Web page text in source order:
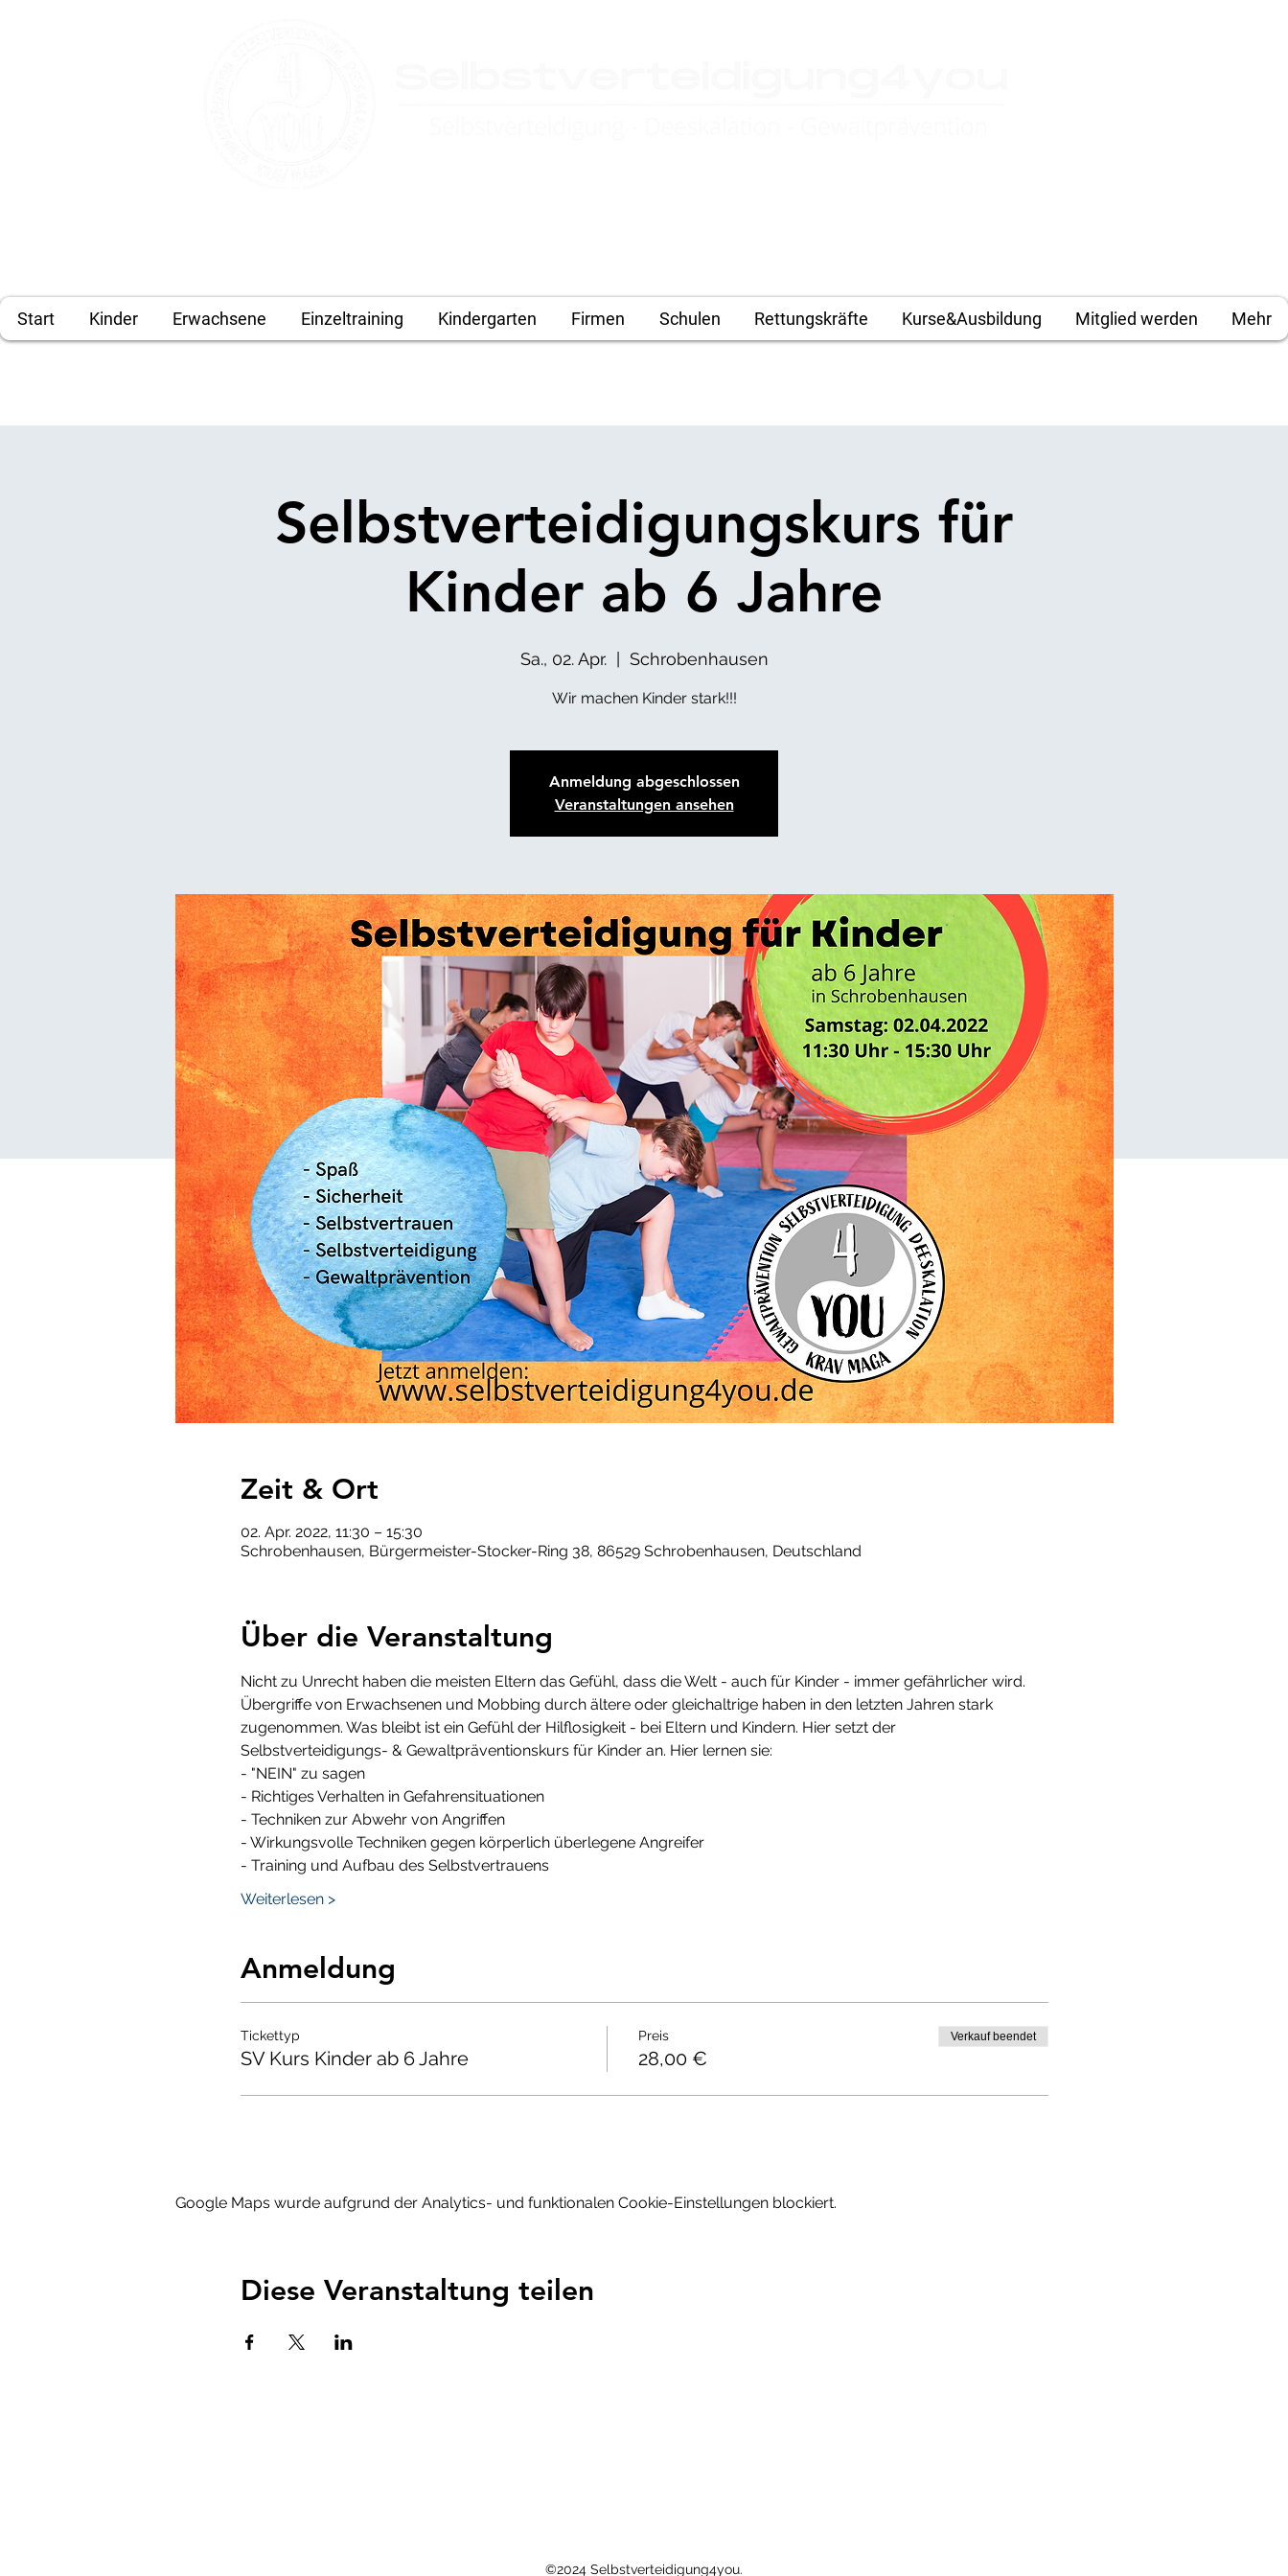
Start Kinder Erwachsene Einzeltraining Kindergarten Firmen Schulen Rettungskräfte Kurse&Ausbildung Mitglied werden Mehr
Selbstverteidigungskurs für
Kinder ab 6 Jahre
Sa., 02. Apr.
  |
Schrobenhausen
Wir machen Kinder stark!!!
Anmeldung abgeschlossen
Veranstaltungen ansehen
Zeit & Ort
02. Apr. 2022, 11:30 – 15:30
Schrobenhausen, Bürgermeister-Stocker-Ring 38, 86529 Schrobenhausen, Deutschland
Über die Veranstaltung
Nicht zu Unrecht haben die meisten Eltern das Gefühl, dass die Welt - auch für Kinder - immer gefährlicher wird.
Übergriffe von Erwachsenen und Mobbing durch ältere oder gleichaltrige haben in den letzten Jahren stark
zugenommen. Was bleibt ist ein Gefühl der Hilflosigkeit - bei Eltern und Kindern. Hier setzt der
Selbstverteidigungs- & Gewaltpräventionskurs für Kinder an. Hier lernen sie:
- "NEIN" zu sagen
- Richtiges Verhalten in Gefahrensituationen
- Techniken zur Abwehr von Angriffen
- Wirkungsvolle Techniken gegen körperlich überlegene Angreifer
- Training und Aufbau des Selbstvertrauens
Weiterlesen >
Anmeldung
Tickettyp
SV Kurs Kinder ab 6 Jahre
Preis
28,00 €
Verkauf beendet
Google Maps wurde aufgrund der Analytics- und funktionalen Cookie-Einstellungen blockiert.
Diese Veranstaltung teilen
©2024 Selbstverteidigung4you.